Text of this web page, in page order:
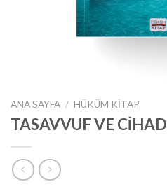
ANA SAYFA / HÜKÜM KITAP
TASAVVUF VE CİHAD